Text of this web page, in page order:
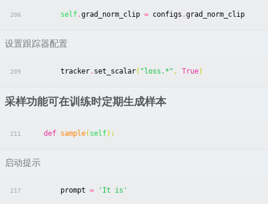
206 self.grad_norm_clip = configs .grad_norm_clip
设置跟踪器配置
209 tracker. set_scalar( "loss.*" , True)
采样功能可在训练时定期生成样本
211 def sample( self):
启动提示
217 prompt = 'It is'